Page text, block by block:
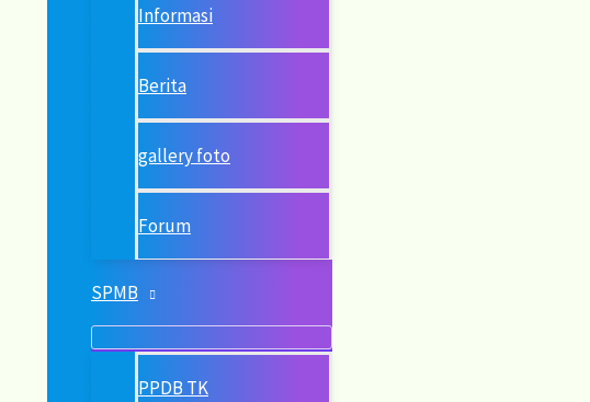
Informasi
Berita
gallery foto
Forum
SPMB
PPDB TK